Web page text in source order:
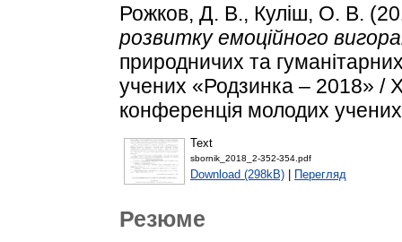
Рожков, Д. В., Куліш, О. В.
розвитку емоційного
природничих та
учених «Родзинка – 2018» /
конференція молодих
Text
sbornik_2018_2-352-354.pdf
Download (298kB) Перегляд
Резюме